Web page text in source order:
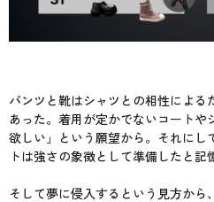
パンツと靴はシャツとの相性によ
あった。着用が定かでないコートや
欲しい」という願望から。それにし
トは強さの象徴として準備したと記
そして夢に侵入するという見方から